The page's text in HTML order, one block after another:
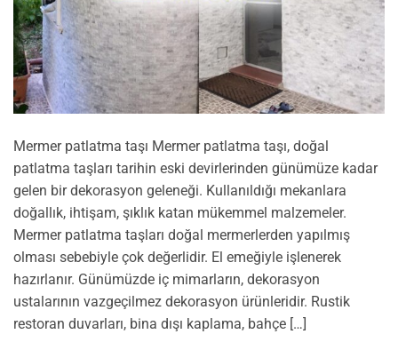
Mermer patlatma taşı Mermer patlatma taşı, doğal
patlatma taşları tarihin eski devirlerinden günümüze kadar
gelen bir dekorasyon geleneği. Kullanıldığı mekanlara
doğallık, ihtişam, şıklık katan mükemmel malzemeler.
Mermer patlatma taşları doğal mermerlerden yapılmış
olması sebebiyle çok değerlidir. El emeğiyle işlenerek
hazırlanır. Günümüzde iç mimarların, dekorasyon
ustalarının vazgeçilmez dekorasyon ürünleridir. Rustik
restoran duvarları, bina dışı kaplama, bahçe […]